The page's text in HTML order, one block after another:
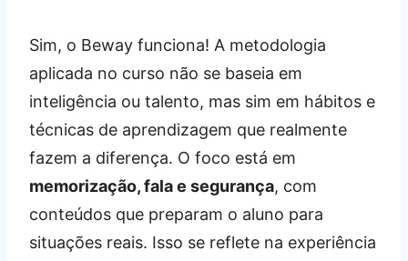
Sim, o Beway funciona! A metodologia
aplicada no curso não se baseia em
inteligência ou talento, mas sim em hábitos e
técnicas de aprendizagem que realmente
fazem a diferença. O foco está em
memorização, fala e segurança, com
conteúdos que preparam o aluno para
situações reais. Isso se reflete na experiência